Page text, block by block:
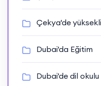
Çekya'de
Dubai'da Eğitim
Dubai'de dil okulu